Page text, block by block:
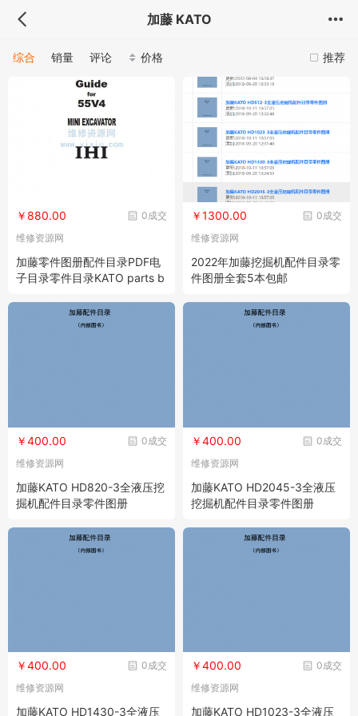
加藤 KATO
推荐
综合 销量 评论 价格
0成交
￥880.00
维修资源网
加藤零件图册配件目录PDF电
子目录零件目录KATO parts b
0成交
￥1300.00
维修资源网
2022年加藤挖掘机配件目录零
件图册全套5本包邮
0成交
￥400.00
维修资源网
加藤KATO HD820-3全液压挖
掘机配件目录零件图册
0成交
￥400.00
维修资源网
加藤KATO HD2045-3全液压
挖掘机配件目录零件图册
0成交
￥400.00
维修资源网
加藤KATO HD1430-3全液压
0成交
￥400.00
维修资源网
加藤KATO HD1023-3全液压